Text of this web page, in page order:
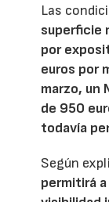
Las
superficie
por
euros por
marzo, un
de 950
todavía
Según
permitirá